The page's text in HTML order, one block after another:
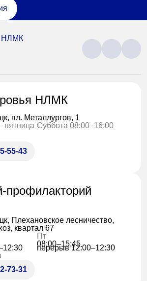
НЛМК
пл. Металлургов, 1
пятница Суббота 08:00–16:00
55-43
профилакторий
Плехановское лесничество,
квартал 67
Пт
08:00–15:45
перерыв 12:00–12:30
73-31